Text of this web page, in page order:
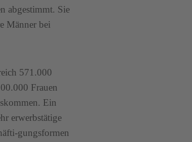
abgestimmt. Sie
Männer bei
571.000
Frauen
Ein
erwerbstätige
gungsformen